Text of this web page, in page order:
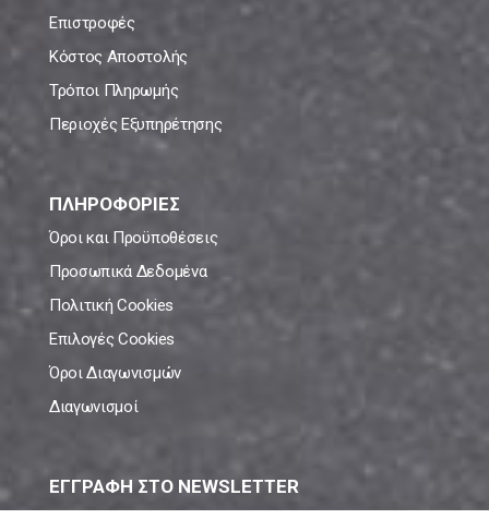
Επιστροφές
Κόστος Αποστολής
Τρόποι Πληρωμής
Περιοχές Εξυπηρέτησης
ΠΛΗΡΟΦΟΡΙΕΣ
Όροι και Προϋποθέσεις
Προσωπικά Δεδομένα
Πολιτική Cookies
Επιλογές Cookies
Όροι Διαγωνισμών
Διαγωνισμοί
ΕΓΓΡΑΦΗ ΣΤΟ NEWSLETTER